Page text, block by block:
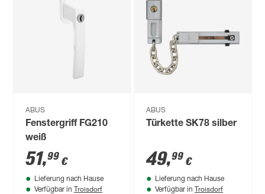
ABUS
Fenstergriff FG210
weiß
51,99 €
Lieferung nach Hause
Verfügbar in Troisdorf
ABUS
Türkette SK78 silber
49,99 €
Lieferung nach Hause
Verfügbar in Troisdorf